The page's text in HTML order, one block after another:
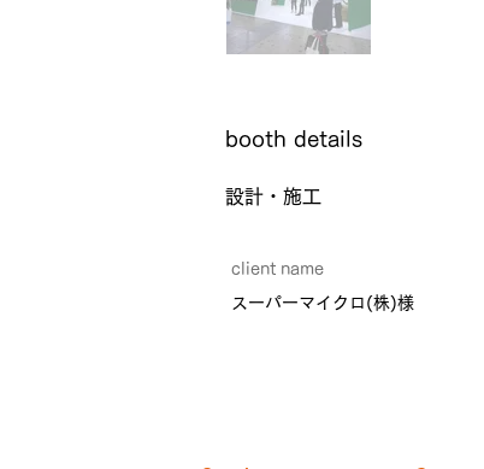
​booth details
設計・施工
client name
スーパーマイクロ(株)様